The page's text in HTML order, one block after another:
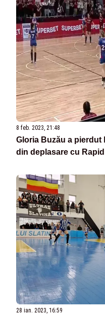
8 feb. 2023, 21:48
Gloria Buzău a pierdut
din deplasare cu
28 ian. 2023, 16:59